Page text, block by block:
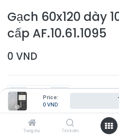
Price:
0 VND
Trang chủ Tìm kiếm
Gạch 60x120 dày
cấp AF.10.61.1095
0 VND
Thêm vào